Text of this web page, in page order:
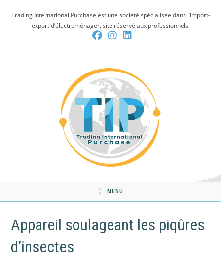
Trading International Purchase est une société spécialisée dans l’import-
export d’électroménager, site réservé aux professionnels.
MENU
Appareil soulageant les piqûres
d’insectes